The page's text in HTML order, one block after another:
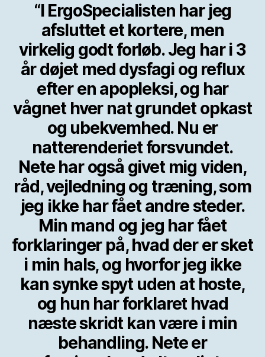
“I ErgoSpecialisten har jeg
afsluttet et kortere, men
virkelig godt forløb. Jeg har i 3
år døjet med dysfagi og reflux
efter en apopleksi, og har
vågnet hver nat grundet opkast
og ubekvemhed. Nu er
natterenderiet forsvundet.
Nete har også givet mig viden,
råd, vejledning og træning, som
jeg ikke har fået andre steder.
Min mand og jeg har fået
forklaringer på, hvad der er sket
i min hals, og hvorfor jeg ikke
kan synke spyt uden at hoste,
og hun har forklaret hvad
næste skridt kan være i min
behandling. Nete er